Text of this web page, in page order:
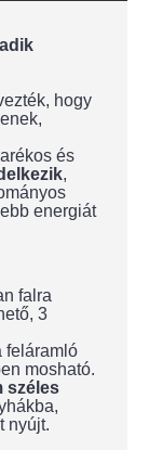
hogy
és
,
energiát
falra
3
feláramló
mosható.
széles
nyújt.